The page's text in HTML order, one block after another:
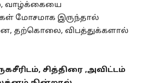
வாழ்க்கையை
மோசமாக இருந்தால்
தற்கொலை, விபத்துக்களால்
சித்திரை ,அவிட்டம்